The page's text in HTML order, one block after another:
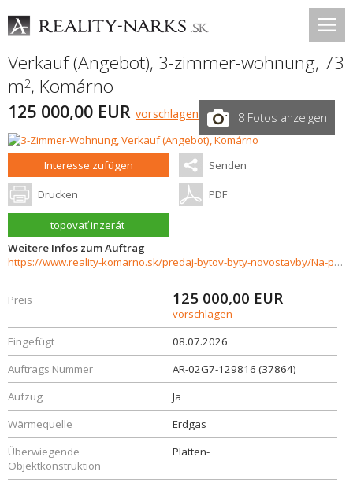
Verkauf (Angebot), 3-zimmer-wohnung, 73
m2, Komárno
125 000,00 EUR vorschlagen 8 Fotos anzeigen
Interesse zufügen Senden
Drucken PDF
topovať inzerát
Weitere Infos zum Auftrag
https://www.reality-komarno.sk/predaj-bytov-byty-novostavby/Na-predaj-3-izbovy-byt-v-blizkosti-centra-Komarna-37864/?utm_source=areality&utm_medium=xml&utm_term=37864&utm_content=byt&utm_campaign=portaly
Preis 125 000,00 EUR
vorschlagen
Eingefügt
08.07.2026
Auftrags Nummer
AR-02G7-129816 (37864)
Aufzug
Ja
Wärmequelle
Erdgas
Überwiegende
Objektkonstruktion
Platten-